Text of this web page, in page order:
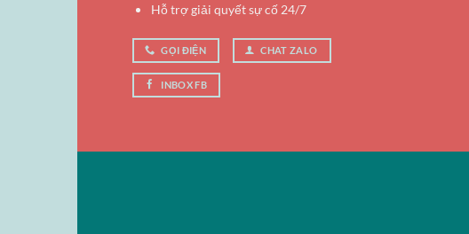
Hỗ trợ giải quyết sự cố 24/7
GỌI ĐIỆN CHAT ZALO
INBOX FB